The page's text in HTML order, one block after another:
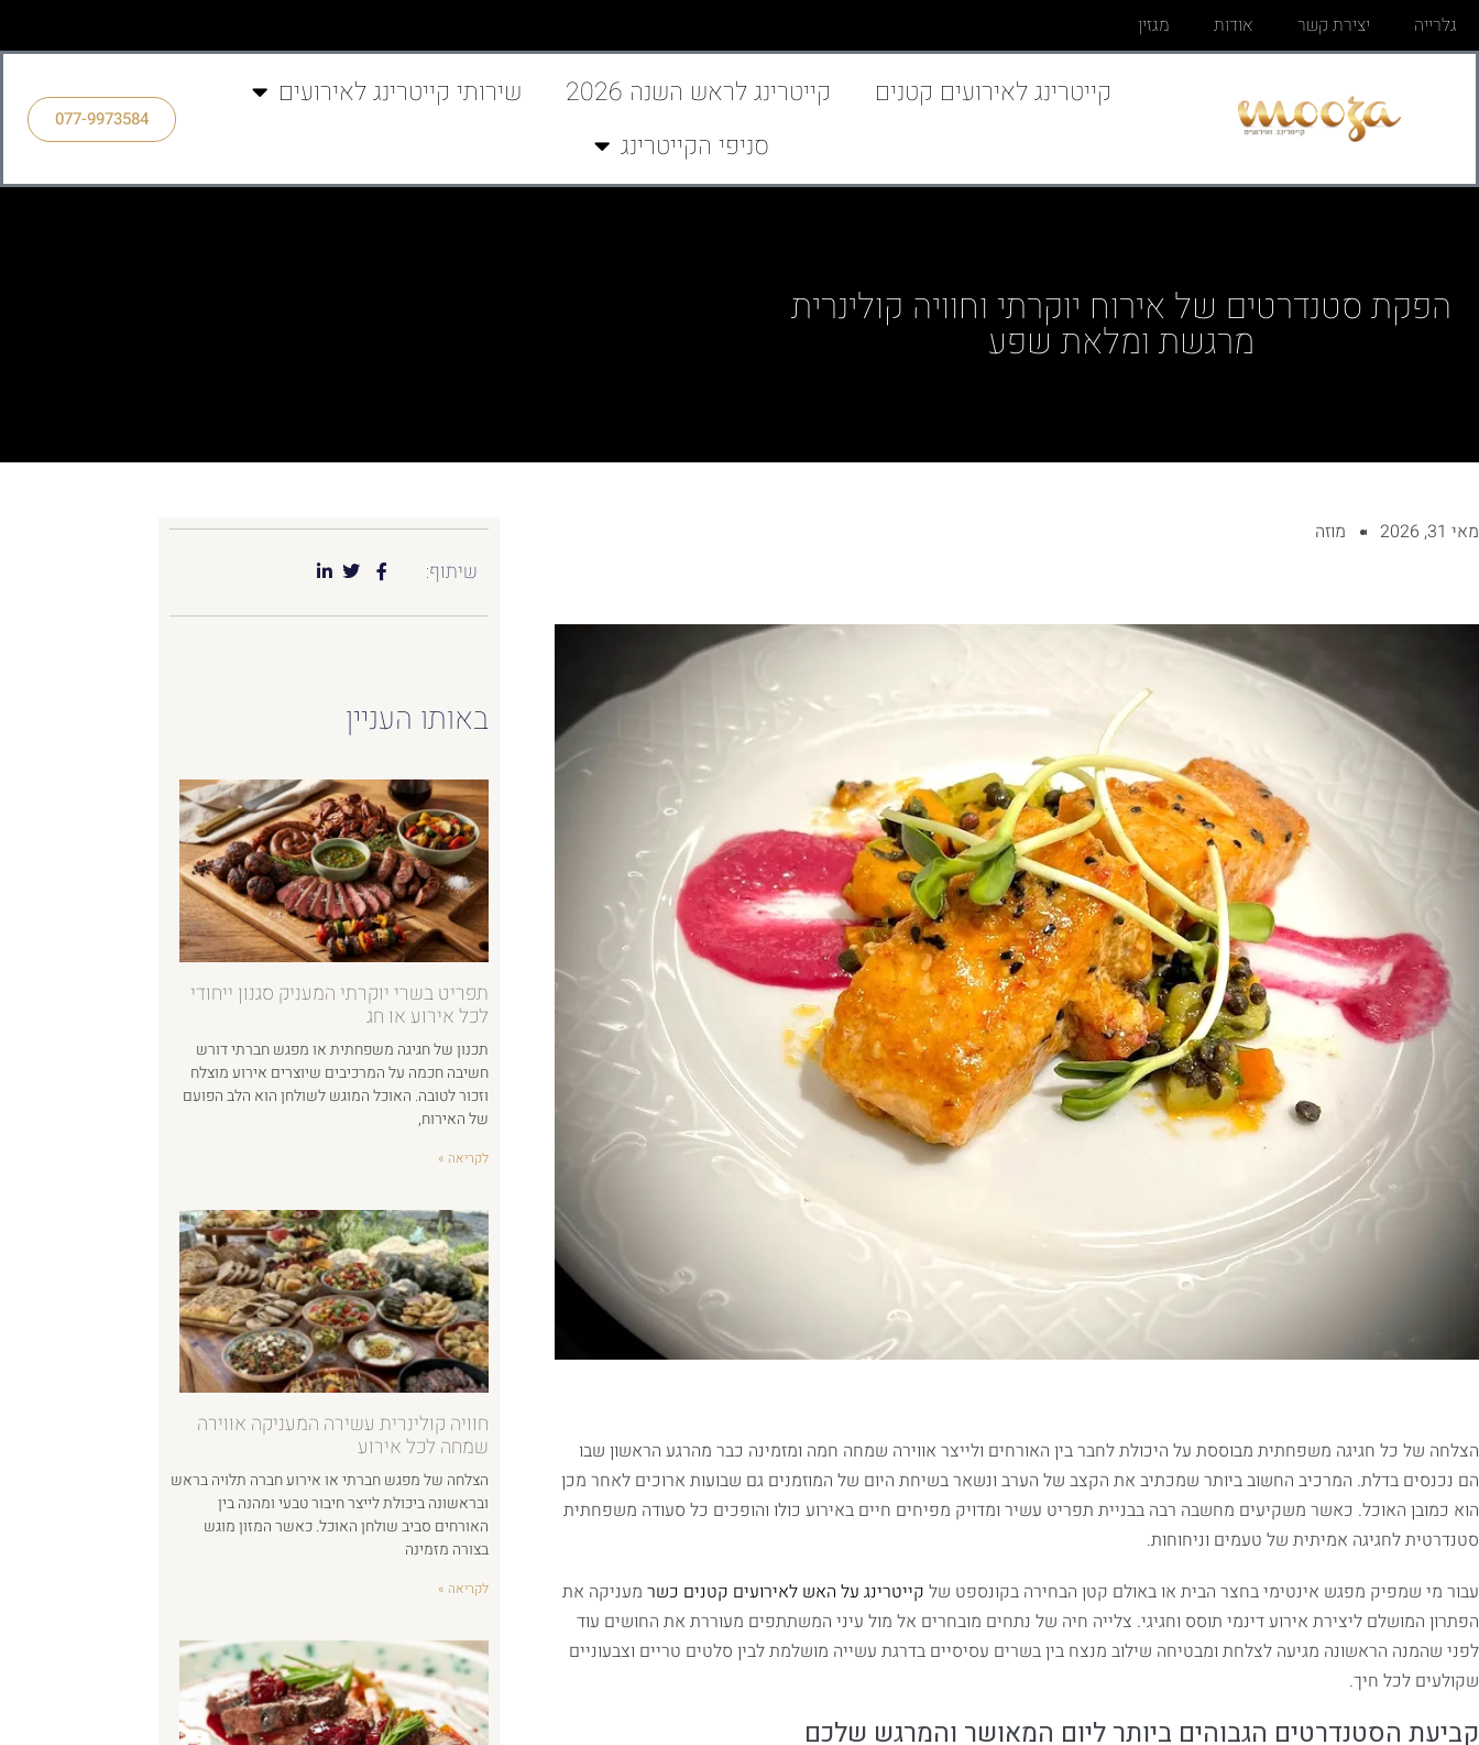
גלרייה יצירת קשר אודות מגזין
קייטרינג לאירועים קטנים קייטרינג לראש השנה 2026
שירותי קייטרינג לאירועים
סניפי הקייטרינג
077-9973584
הפקת סטנדרטים של אירוח יוקרתי וחוויה קולינרית
מרגשת ומלאת שפע
מאי 31, 2026 מוזה
הצלחה של כל חגיגה משפחתית מבוססת על היכולת לחבר בין האורחים ולייצר אווירה שמחה חמה ומזמינה כבר מהרגע הראשון שבו
הם נכנסים בדלת. המרכיב החשוב ביותר שמכתיב את הקצב של הערב ונשאר בשיחת היום של המוזמנים גם שבועות ארוכים לאחר מכן
הוא כמובן האוכל. כאשר משקיעים מחשבה רבה בבניית תפריט עשיר ומדויק מפיחים חיים באירוע כולו והופכים כל סעודה משפחתית
סטנדרטית לחגיגה אמיתית של טעמים וניחוחות.
עבור מי שמפיק מפגש אינטימי בחצר הבית או באולם קטן הבחירה בקונספט של קייטרינג על האש לאירועים קטנים כשר מעניקה את
הפתרון המושלם ליצירת אירוע דינמי תוסס וחגיגי. צלייה חיה של נתחים מובחרים אל מול עיני המשתתפים מעוררת את החושים עוד
לפני שהמנה הראשונה מגיעה לצלחת ומבטיחה שילוב מנצח בין בשרים עסיסיים בדרגת עשייה מושלמת לבין סלטים טריים וצבעוניים
שקולעים לכל חיך.
קביעת הסטנדרטים הגבוהים ביותר ליום המאושר והמרגש שלכם
שיתוף:
באותו העניין
תפריט בשרי יוקרתי המעניק סגנון ייחודי
לכל אירוע או חג
תכנון של חגיגה משפחתית או מפגש חברתי דורש
חשיבה חכמה על המרכיבים שיוצרים אירוע מוצלח
וזכור לטובה. האוכל המוגש לשולחן הוא הלב הפועם
של האירוח,
לקריאה »
חוויה קולינרית עשירה המעניקה אווירה
שמחה לכל אירוע
הצלחה של מפגש חברתי או אירוע חברה תלויה בראש
ובראשונה ביכולת לייצר חיבור טבעי ומהנה בין
האורחים סביב שולחן האוכל. כאשר המזון מוגש
בצורה מזמינה
לקריאה »